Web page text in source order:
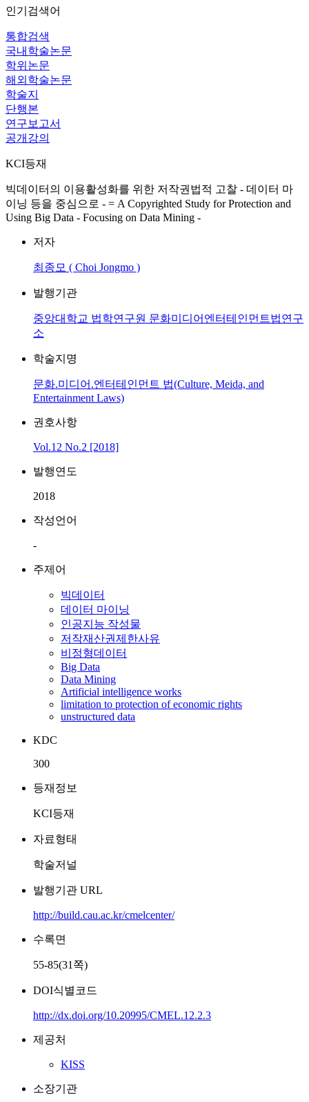
인기검색어
통합검색
국내학술논문
학위논문
해외학술논문
학술지
단행본
연구보고서
공개강의
KCI등재
빅데이터의 이용활성화를 위한 저작권법적 고찰 - 데이터 마
이닝 등을 중심으로 - = A Copyrighted Study for Protection and
Using Big Data - Focusing on Data Mining -
저자
최종모 ( Choi Jongmo )
발행기관
중앙대학교 법학연구원 문화미디어엔터테인먼트법연구
소
학술지명
문화.미디어.엔터테인먼트 법(Culture, Meida, and
Entertainment Laws)
권호사항
Vol.12 No.2 [2018]
발행연도
2018
작성언어
-
주제어
빅데이터
데이터 마이닝
인공지능 작성물
저작재산권제한사유
비정형데이터
Big Data
Data Mining
Artificial intelligence works
limitation to protection of economic rights
unstructured data
KDC
300
등재정보
KCI등재
자료형태
학술저널
발행기관 URL
http://build.cau.ac.kr/cmelcenter/
수록면
55-85(31쪽)
DOI식별코드
http://dx.doi.org/10.20995/CMEL.12.2.3
제공처
KISS
소장기관